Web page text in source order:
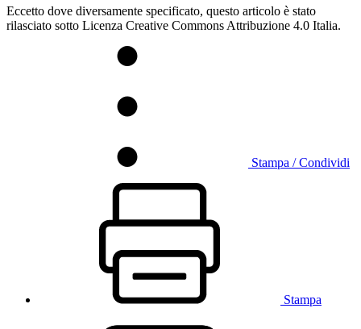
Eccetto dove diversamente specificato, questo articolo è stato
rilasciato sotto Licenza Creative Commons Attribuzione 4.0 Italia.
Stampa / Condividi
Stampa